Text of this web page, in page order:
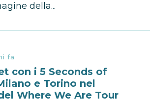
della...
fa
con i 5 Seconds of
e Torino nel
Where We Are Tour